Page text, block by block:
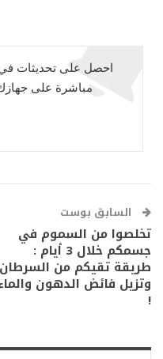
احصل على تحديثات
مباشرة على
السابق بوست
تخلصوا من السموم في
جسمكم خلال 3 أيام :
طريقة تقيكم من السرطان
وتزيل فائض الدهون
!